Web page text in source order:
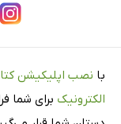
با نصب اپلیکیشن
الکترونیک برای شما